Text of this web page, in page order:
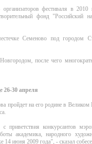
фестиваля в
фонд "Российский
Семеново под городом
после чего
26-30 апреля
пройдет на его родине в Великом
приветствия конкурсантов
академика, народного
июня 2009 года", - сказал